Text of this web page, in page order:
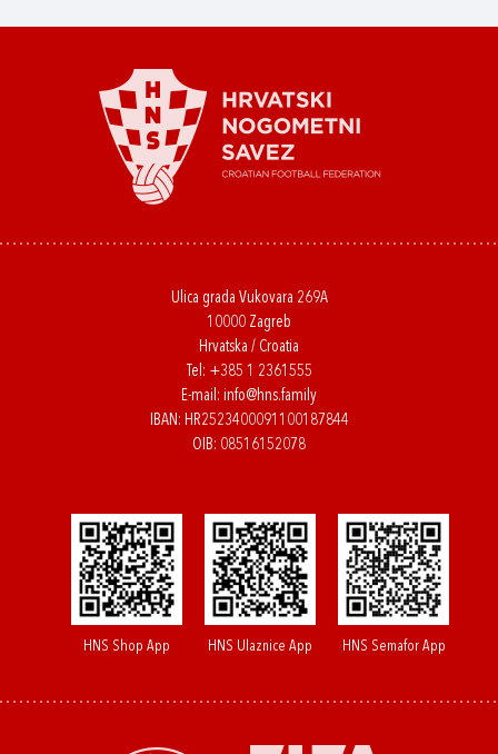
Ulica grada Vukovara 269A
10000 Zagreb
Hrvatska / Croatia
Tel: +385 1 2361555
E-mail: info@hns.family
IBAN: HR2523400091100187844
OIB: 08516152078
HNS Shop App HNS Ulaznice App HNS Semafor App